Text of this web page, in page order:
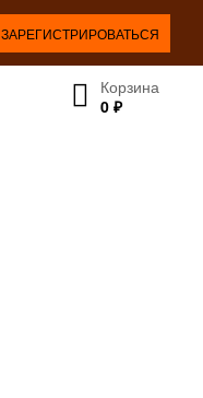
ЗАРЕГИСТРИРОВАТЬСЯ
Корзина
0 ₽